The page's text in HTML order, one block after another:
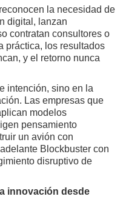
la necesidad de
digital, lanzan
contratan consultores o
práctica, los resultados
y el retorno nunca
intención, sino en la
Las empresas que
modelos
pensamiento
un avión con
Blockbuster con
disruptivo de
innovación desde